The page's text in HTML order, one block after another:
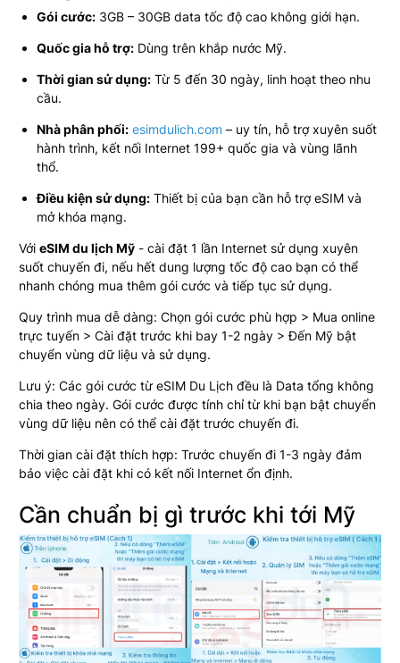
Gói cước: 3GB – 30GB data tốc độ cao không giới hạn.
Quốc gia hỗ trợ: Dùng trên khắp nước Mỹ.
Thời gian sử dụng: Từ 5 đến 30 ngày, linh hoạt theo nhu
cầu.
Nhà phân phối: esimdulich.com – uy tín, hỗ trợ xuyên suốt
hành trình, kết nối Internet 199+ quốc gia và vùng lãnh
thổ.
Điều kiện sử dụng: Thiết bị của bạn cần hỗ trợ eSIM và
mở khóa mạng.
Với eSIM du lịch Mỹ - cài đặt 1 lần Internet sử dụng xuyên
suốt chuyến đi, nếu hết dung lượng tốc độ cao bạn có thể
nhanh chóng mua thêm gói cước và tiếp tục sử dụng.
Quy trình mua dễ dàng: Chọn gói cước phù hợp > Mua online
trực tuyến > Cài đặt trước khi bay 1-2 ngày > Đến Mỹ bật
chuyển vùng dữ liệu và sử dụng.
Lưu ý: Các gói cước từ eSIM Du Lịch đều là Data tổng không
chia theo ngày. Gói cước được tính chỉ từ khi bạn bật chuyển
vùng dữ liệu nên có thể cài đặt trước chuyến đi.
Thời gian cài đặt thích hợp: Trước chuyến đi 1-3 ngày đảm
bảo việc cài đặt khi có kết nối Internet ổn định.
Cần chuẩn bị gì trước khi tới Mỹ